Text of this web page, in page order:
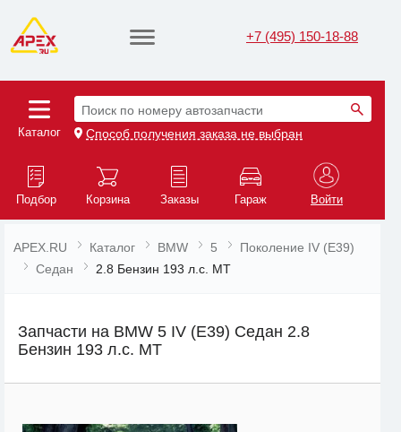
+7 (495) 150-18-88
Каталог
Поиск по номеру автозапчасти
Способ получения заказа не выбран
Подбор Корзина Заказы Гараж Войти
APEX.RU Каталог BMW 5
Поколение IV (E39)
Седан
2.8 Бензин 193 л.с. MT
Запчасти на BMW 5 IV (E39) Седан 2.8
Бензин 193 л.с. MT